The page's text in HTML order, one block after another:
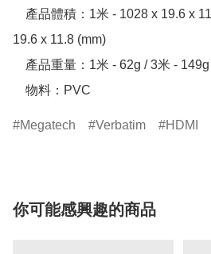
19.6 x 11.8 (mm)
    物料：PVC
Megatech Verbatim HDMI
你可能感興趣的商品